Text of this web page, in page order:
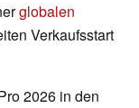
globalen
Verkaufsstart
2026 in den